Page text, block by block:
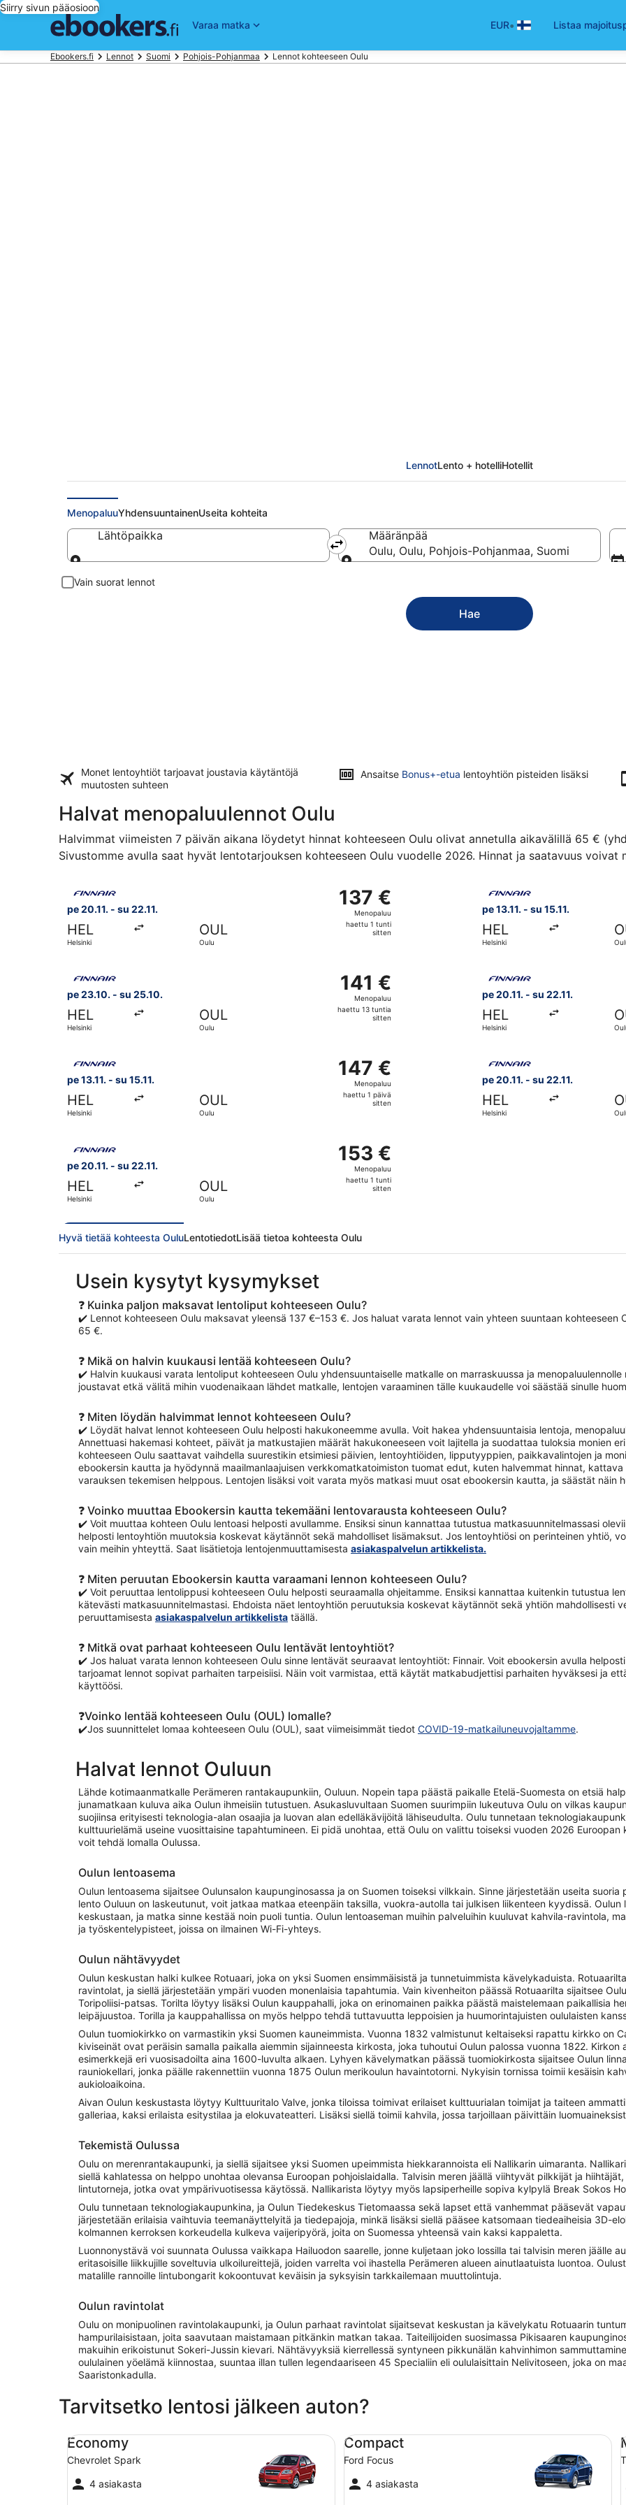
Siirry sivun pääosioon
Varaa matka
EUR• Listaa
Ebookers.fi Lennot Suomi Pohjois-Pohjanmaa Lennot kohteeseen Oulu
LennotLento + hotelliHotellit
MenopaluuYhdensuuntainenUseita kohteita
Lähtöpaikka
Määränpää
Oulu, Oulu, Pohjois-Pohjanmaa, Suomi
Vain suorat lennot
Hae
Monet lentoyhtiöt tarjoavat joustavia käytäntöjä
muutosten suhteen
Ansaitse Bonus+-etua lentoyhtiön pisteiden lisäksi
Halvat menopaluulennot Oulu
Halvimmat viimeisten 7 päivän aikana löydetyt hinnat kohteeseen Oulu olivat annetulla aikavälillä 65 €
Sivustomme avulla saat hyvät lentotarjouksen kohteeseen Oulu vuodelle 2026. Hinnat ja saatavuus voivat
pe 20.11. - su 22.11.
HEL
Helsinki
OUL
Oulu
137 €
Menopaluu,
haettu
137 €
Menopaluu
haettu 1 tunti
sitten
pe 13.11. - su 15.11.
HEL
Helsinki
pe 23.10. - su 25.10.
HEL
Helsinki
OUL
Oulu
141 €
Menopaluu,
haettu
141 €
Menopaluu
haettu 13 tuntia
sitten
pe 20.11. - su 22.11.
HEL
Helsinki
pe 13.11. - su 15.11.
HEL
Helsinki
OUL
Oulu
147 €
Menopaluu,
haettu
147 €
Menopaluu
haettu 1 päivä
sitten
pe 20.11. - su 22.11.
HEL
Helsinki
pe 20.11. - su 22.11.
HEL
Helsinki
OUL
Oulu
153 €
Menopaluu,
haettu
153 €
Menopaluu
haettu 1 tunti
sitten
Hyvä tietää kohteesta OuluLentotiedotLisää tietoa kohteesta Oulu
Usein kysytyt kysymykset
❓ Kuinka paljon maksavat lentoliput kohteeseen Oulu?
✔️ Lennot kohteeseen Oulu maksavat yleensä 137 €–153 €. Jos haluat varata lennot vain yhteen suuntaan kohteeseen
65 €.
❓ Mikä on halvin kuukausi lentää kohteeseen Oulu?
✔️ Halvin kuukausi varata lentoliput kohteeseen Oulu yhdensuuntaiselle matkalle on marraskuussa ja
joustavat etkä välitä mihin vuodenaikaan lähdet matkalle, lentojen varaaminen tälle kuukaudelle voi säästää sinulle
❓ Miten löydän halvimmat lennot kohteeseen Oulu?
✔️ Löydät halvat lennot kohteeseen Oulu helposti hakukoneemme avulla. Voit hakea yhdensuuntaisia lentoja,
Annettuasi hakemasi kohteet, päivät ja matkustajien määrät hakukoneeseen voit lajitella ja suodattaa tuloksia monien
kohteeseen Oulu saattavat vaihdella suurestikin etsimiesi päivien, lentoyhtiöiden, lipputyyppien, paikkavalintojen ja
ebookersin kautta ja hyödynnä maailmanlaajuisen verkkomatkatoimiston tuomat edut, kuten halvemmat hinnat,
varauksen tekemisen helppous. Lentojen lisäksi voit varata myös matkasi muut osat ebookersin kautta, ja säästät näin
❓ Voinko muuttaa Ebookersin kautta tekemääni lentovarausta kohteeseen Oulu?
✔️ Voit muuttaa kohteen Oulu lentoasi helposti avullamme. Ensiksi sinun kannattaa tutustua matkasuunnitelmassasi
helposti lentoyhtiön muutoksia koskevat käytännöt sekä mahdolliset lisämaksut. Jos lentoyhtiösi on perinteinen yhtiö,
vain meihin yhteyttä. Saat lisätietoja lentojenmuuttamisesta asiakaspalvelun artikkelista.
❓ Miten peruutan Ebookersin kautta varaamani lennon kohteeseen Oulu?
✔️ Voit peruuttaa lentolippusi kohteeseen Oulu helposti seuraamalla ohjeitamme. Ensiksi kannattaa kuitenkin tutustua
kätevästi matkasuunnitelmastasi. Ehdoista näet lentoyhtiön peruutuksia koskevat käytännöt sekä yhtiön mahdollisesti
peruuttamisesta asiakaspalvelun artikkelista täällä.
❓ Mitkä ovat parhaat kohteeseen Oulu lentävät lentoyhtiöt?
✔️ Jos haluat varata lennon kohteeseen Oulu sinne lentävät seuraavat lentoyhtiöt: Finnair. Voit ebookersin avulla
tarjoamat lennot sopivat parhaiten tarpeisiisi. Näin voit varmistaa, että käytät matkabudjettisi parhaiten hyväksesi ja
käyttöösi.
❓Voinko lentää kohteeseen Oulu (OUL) lomalle?
✔️Jos suunnittelet lomaa kohteeseen Oulu (OUL), saat viimeisimmät tiedot COVID-19-matkailuneuvojaltamme.
Halvat lennot Ouluun
Lähde kotimaanmatkalle Perämeren rantakaupunkiin, Ouluun. Nopein tapa päästä paikalle Etelä-Suomesta on etsiä
junamatkaan kuluva aika Oulun ihmeisiin tutustuen. Asukasluvultaan Suomen suurimpiin lukeutuva Oulu on vilkas
suojiinsa erityisesti teknologia-alan osaajia ja luovan alan edelläkävijöitä lähiseudulta. Oulu tunnetaan
kulttuurielämä useine vuosittaisine tapahtumineen. Ei pidä unohtaa, että Oulu on valittu toiseksi vuoden 2026
voit tehdä lomalla Oulussa.
Oulun lentoasema
Oulun lentoasema sijaitsee Oulunsalon kaupunginosassa ja on Suomen toiseksi vilkkain. Sinne järjestetään useita
lento Ouluun on laskeutunut, voit jatkaa matkaa eteenpäin taksilla, vuokra-autolla tai julkisen liikenteen kyydissä.
keskustaan, ja matka sinne kestää noin puoli tuntia. Oulun lentoaseman muihin palveluihin kuuluvat kahvila-ravintola,
ja työskentelypisteet, joissa on ilmainen Wi-Fi-yhteys.
Oulun nähtävyydet
Oulun keskustan halki kulkee Rotuaari, joka on yksi Suomen ensimmäisistä ja tunnetuimmista kävelykaduista.
ravintolat, ja siellä järjestetään ympäri vuoden monenlaisia tapahtumia. Vain kivenheiton päässä Rotuaarilta sijaitsee
Toripoliisi-patsas. Torilta löytyy lisäksi Oulun kauppahalli, joka on erinomainen paikka päästä maistelemaan paikallisia
leipäjuustoa. Torilla ja kauppahallissa on myös helppo tehdä tuttavuutta leppoisien ja huumorintajuisten oululaisten
Oulun tuomiokirkko on varmastikin yksi Suomen kauneimmista. Vuonna 1832 valmistunut keltaiseksi rapattu kirkko on
kiviseinät ovat peräisin samalla paikalla aiemmin sijainneesta kirkosta, joka tuhoutui Oulun palossa vuonna 1822. Kirkon
esimerkkejä eri vuosisadoilta aina 1600-luvulta alkaen. Lyhyen kävelymatkan päässä tuomiokirkosta sijaitsee Oulun
rauniokellari, jonka päälle rakennettiin vuonna 1875 Oulun merikoulun havaintotorni. Nykyisin tornissa toimii kesäisin
aukioloaikoina.
Aivan Oulun keskustasta löytyy Kulttuuritalo Valve, jonka tiloissa toimivat erilaiset kulttuurialan toimijat ja taiteen
galleriaa, kaksi erilaista esitystilaa ja elokuvateatteri. Lisäksi siellä toimii kahvila, jossa tarjoillaan päivittäin
Tekemistä Oulussa
Oulu on merenrantakaupunki, ja siellä sijaitsee yksi Suomen upeimmista hiekkarannoista eli Nallikarin uimaranta.
siellä kahlatessa on helppo unohtaa olevansa Euroopan pohjoislaidalla. Talvisin meren jäällä viihtyvät pilkkijät ja
lintutorneja, jotka ovat ympärivuotisessa käytössä. Nallikarista löytyy myös lapsiperheille sopiva kylpylä Break Sokos
Oulu tunnetaan teknologiakaupunkina, ja Oulun Tiedekeskus Tietomaassa sekä lapset että vanhemmat pääsevät
järjestetään erilaisia vaihtuvia teemanäyttelyitä ja tiedepajoja, minkä lisäksi siellä pääsee katsomaan tiedeaiheisia 3D-
kolmannen kerroksen korkeudella kulkeva vaijeripyörä, joita on Suomessa yhteensä vain kaksi kappaletta.
Luonnonystävä voi suunnata Oulussa vaikkapa Hailuodon saarelle, jonne kuljetaan joko lossilla tai talvisin meren jäälle
eritasoisille liikkujille soveltuvia ulkoilureittejä, joiden varrelta voi ihastella Perämeren alueen ainutlaatuista luontoa.
matalille rannoille lintubongarit kokoontuvat keväisin ja syksyisin tarkkailemaan muuttolintuja.
Oulun ravintolat
Oulu on monipuolinen ravintolakaupunki, ja Oulun parhaat ravintolat sijaitsevat keskustan ja kävelykatu Rotuaarin
hampurilaisistaan, joita saavutaan maistamaan pitkänkin matkan takaa. Taiteilijoiden suosimassa Pikisaaren
makuihin erikoistunut Sokeri-Jussin kievari. Nähtävyyksiä kierrellessä syntyneen pikkunälän kahvinhimon
oululainen yöelämä kiinnostaa, suuntaa illan tullen legendaariseen 45 Specialiin eli oululaisittain Nelivitoseen, joka on
Saaristonkadulla.
Tarvitsetko lentosi jälkeen auton?
Economy
Chevrolet Spark
4 asiakasta
Economy Chevrolet Spark
Compact
Ford Focus
4 asiakasta
Compact Ford Focus